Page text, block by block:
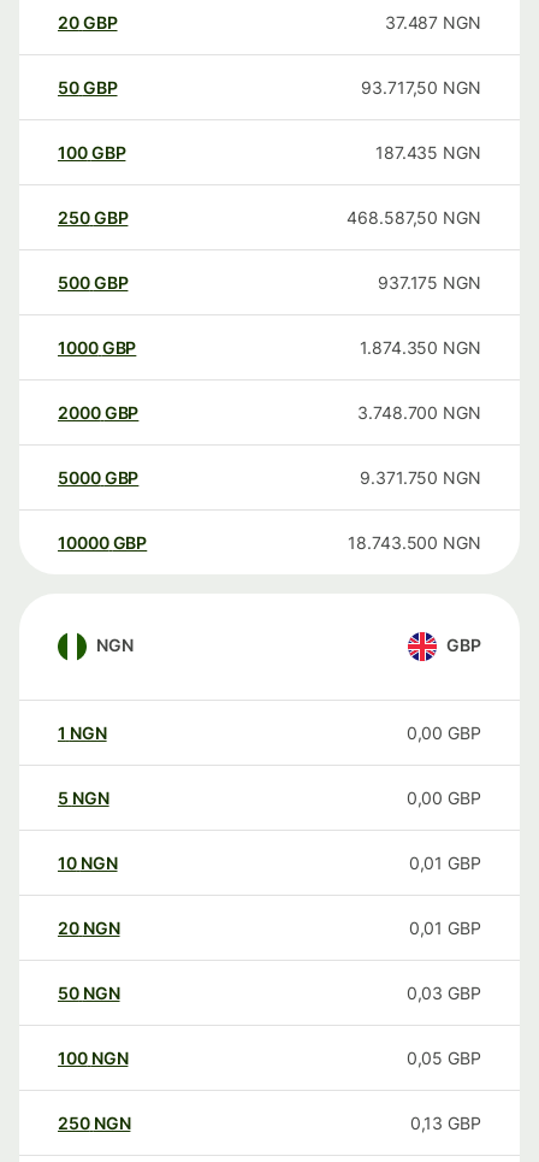
20GBP 37.487 NGN
50GBP 93.717,50 NGN
100GBP 187.435 NGN
250GBP 468.587,50 NGN
500GBP 937.175 NGN
1000GBP 1.874.350 NGN
2000GBP 3.748.700 NGN
5000GBP 9.371.750 NGN
10000 GBP 18.743.500 NGN
NGN GBP
1 NGN 0,00 GBP
5 NGN 0,00 GBP
10 NGN 0,01 GBP
20 NGN 0,01 GBP
50 NGN 0,03 GBP
100 NGN 0,05 GBP
250 NGN 0,13 GBP